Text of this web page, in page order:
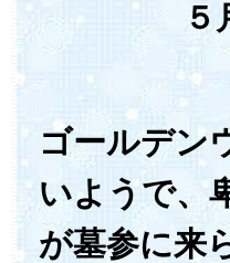
ゴールデン
いようで、
が墓参に来